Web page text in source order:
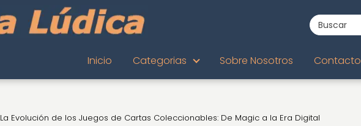
Inicio Categorias Sobre Nosotros Contacto
La Evolución de los Juegos de Cartas Coleccionables: De Magic a la Era Digital